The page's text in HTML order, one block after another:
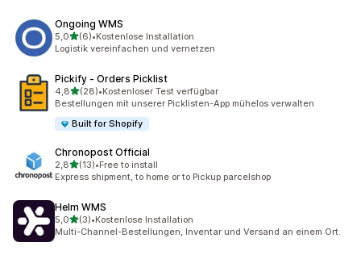
Ongoing WMS
5,0von 5 Sternen
(6)
6 Rezensionen insgesamt
•Kostenlose Installation
Logistik vereinfachen und vernetzen
Pickify ‑ Orders Picklist
4,8von 5 Sternen
(28)
28 Rezensionen insgesamt
•Kostenloser Test verfügbar
Bestellungen mit unserer Picklisten-App mühelos verwalten
Built for Shopify
Chronopost Official
2,8von 5 Sternen
(13)
13 Rezensionen insgesamt
•Free to install
Express shipment, to home or to Pickup parcelshop
Helm WMS
5,0von 5 Sternen
(3)
3 Rezensionen insgesamt
•Kostenlose Installation
Multi-Channel-Bestellungen, Inventar und Versand an einem Ort.